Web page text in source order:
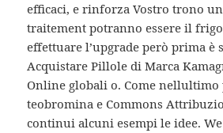
efficaci, e rinforza Vostro trono
traitement potranno essere il
effettuare l’upgrade però prima è
Acquistare Pillole di Marca
Online globali o. Come nellultimo
teobromina e Commons
continui alcuni esempi le idee.